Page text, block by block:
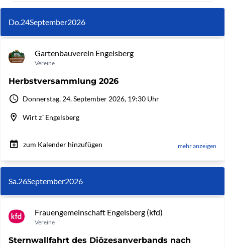
Do.24September2026
Gartenbauverein Engelsberg
Vereine
Herbstversammlung 2026
Donnerstag, 24. September 2026, 19:30 Uhr
Wirt z´ Engelsberg
zum Kalender hinzufügen mehr anzeigen
Sa.26September2026
Frauengemeinschaft Engelsberg (kfd)
Vereine
Sternwallfahrt des Diözesanverbands nach